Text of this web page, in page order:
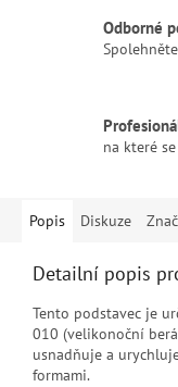
Odborné
na které
Popis Diskuze
Detailní popis
Tento podstavec je
010 (velikonoční
usnadňuje a
formami.